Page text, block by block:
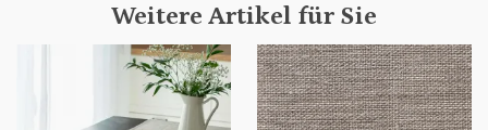
Weitere Artikel für Sie